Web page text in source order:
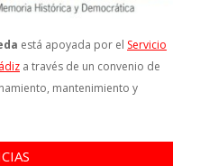
está apoyada por el Servicio
a través de un convenio de
mantenimiento y